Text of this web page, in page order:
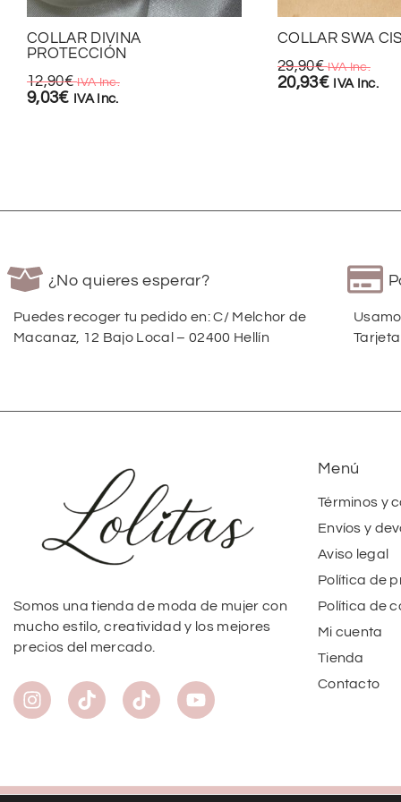
COLLAR DIVINA
PROTECCIÓN
12,90€ IVA Inc.
9,03€ IVA Inc.
COLLAR SWA
29,90€ IVA Inc.
20,93€ IVA Inc.
¿No quieres esperar?
Puedes recoger tu pedido en: C/ Melchor de
Macanaz, 12 Bajo Local – 02400 Hellín
Somos una tienda de moda de mujer con
mucho estilo, creatividad y los mejores
precios del mercado.
Menú
Términos y
Envíos y
Aviso legal
Política de
Política de
Mi cuenta
Tienda
Contacto